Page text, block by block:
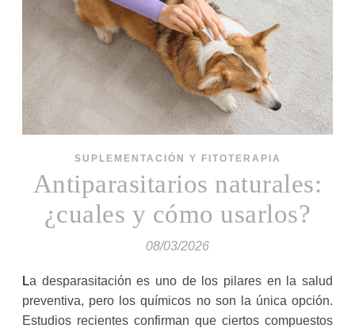
SUPLEMENTACIÓN Y FITOTERAPIA
Antiparasitarios naturales:
¿cuales y cómo usarlos?
08/03/2026
La desparasitación es uno de los pilares en la salud
preventiva, pero los químicos no son la única opción.
Estudios recientes confirman que ciertos compuestos